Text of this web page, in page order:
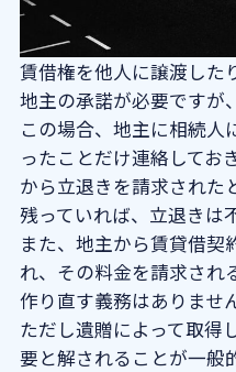
賃借権を他人に譲渡した
地主の承諾が必要ですが
この場合、地主に相続人
ったことだけ連絡してお
から立退きを請求された
残っていれば、立退きは
また、地主から賃貸借契
れ、その料金を請求され
作り直す義務はありませ
ただし遺贈によって取得
要と解されることが一般